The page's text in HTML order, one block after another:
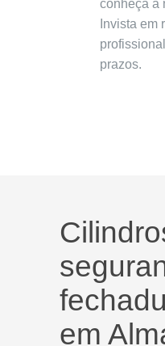
conheça a
Invista em
prazos.
em